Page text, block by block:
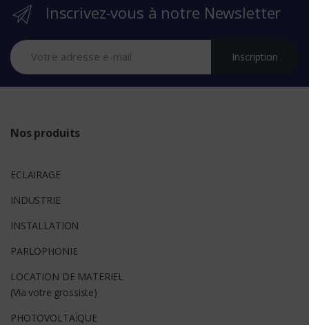
Inscrivez-vous à notre Newsletter
Inscription
Nos produits
ECLAIRAGE
INDUSTRIE
INSTALLATION
PARLOPHONIE
LOCATION DE MATERIEL
(Via votre grossiste)
PHOTOVOLTAÏQUE